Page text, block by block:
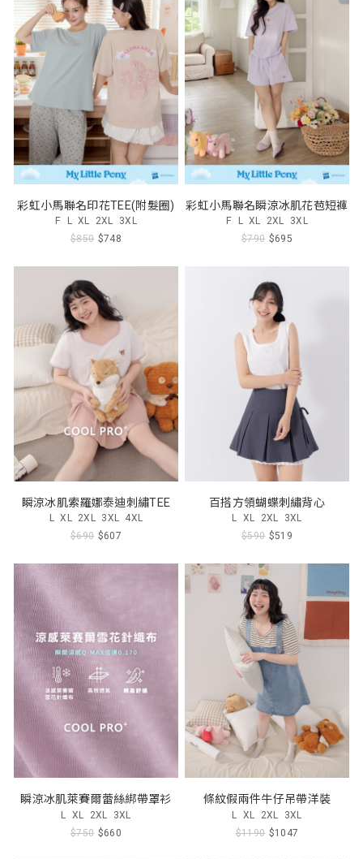
彩虹小馬聯名印花TEE(附髮圈)
F L XL 2XL 3XL
$850 $748
彩虹小馬聯名瞬涼冰肌花苞短褲
F L XL 2XL 3XL
$790 $695
瞬涼冰肌索羅娜泰迪刺繡TEE
L XL 2XL 3XL 4XL
$690 $607
百搭方領蝴蝶刺繡背心
L XL 2XL 3XL
$590 $519
瞬涼冰肌萊賽爾蕾絲綁帶罩衫
L XL 2XL 3XL
$750 $660
條紋假兩件牛仔吊帶洋裝
L XL 2XL 3XL
$1190 $1047